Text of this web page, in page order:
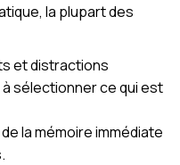
la plupart des
et distractions
sélectionner ce qui est
la mémoire immédiate